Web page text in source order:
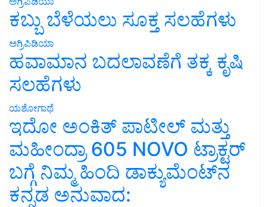
ಕಬ್ಬು ಬೆಳೆಯಲು ಸೂಕ್ತ ಸಲಹೆಗಳು
ಅಗ್ರಿಪಿಡಿಯಾ
ಹವಾಮಾನ ಬದಲಾವಣೆಗೆ ತಕ್ಕ ಕೃಷಿ
ಸಲಹೆಗಳು
ಯಶೋಗಾಥೆ
ಇದೋ ಅಂಕಿತ್ ಪಾಟೀಲ್ ಮತ್ತು
ಮಹೀಂದ್ರಾ 605 NOVO ಟ್ರಾಕ್ಟರ್
ಬಗ್ಗೆ ನಿಮ್ಮ ಹಿಂದಿ ಡಾಕ್ಯುಮೆಂಟ್‌ನ
ಕನ್ನಡ ಅನುವಾದ: